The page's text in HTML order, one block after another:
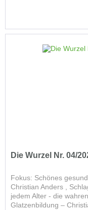
Die Wurzel Nr. 04/
Fokus: Schönes
Christian Anders ,
jedem Alter - die
Glatzenbildung –